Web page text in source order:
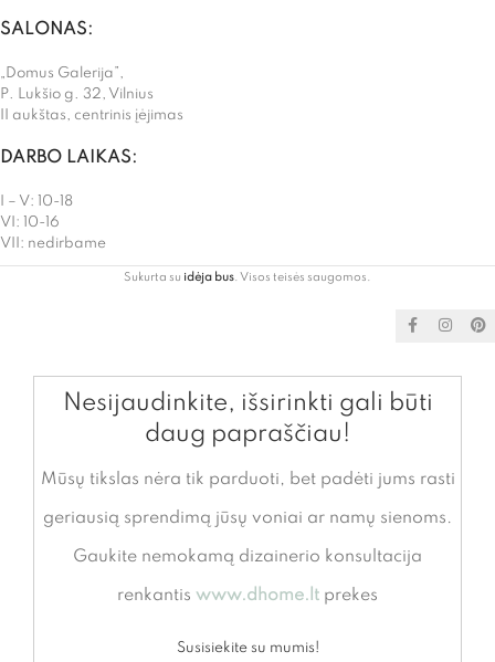
SALONAS:
„Domus Galerija”,
P. Lukšio g. 32, Vilnius
II aukštas, centrinis įėjimas
DARBO LAIKAS:
I – V: 10-18
VI: 10-16
VII: nedirbame
Sukurta su idėja bus . Visos teisės saugomos.
Nesijaudinkite, išsirinkti gali būti
daug papraščiau!
Mūsų tikslas nėra tik parduoti, bet padėti jums rasti
geriausią sprendimą jūsų voniai ar namų sienoms.
Gaukite nemokamą dizainerio konsultacija
renkantis www.dhome.lt prekes
Susisiekite su mumis!